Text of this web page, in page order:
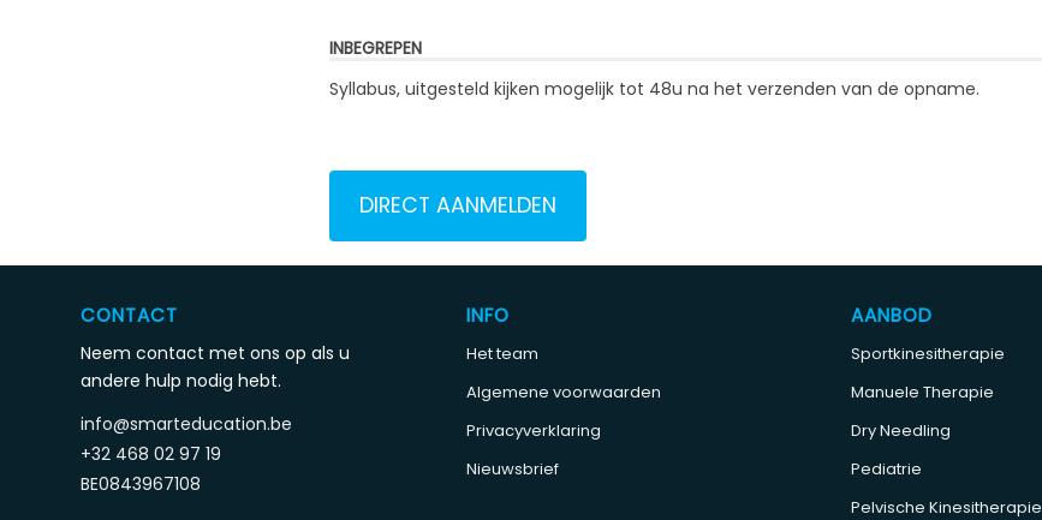
INBEGREPEN
Syllabus, uitgesteld kijken mogelijk tot 48u na het verzenden van de opname.
DIRECT AANMELDEN
CONTACT
Neem contact met ons op als u
andere hulp nodig hebt.
info@smarteducation.be
+32 468 02 97 19
BE0843967108
INFO
Het team
Algemene voorwaarden
Privacyverklaring
Nieuwsbrief
AANBOD
Sportkinesitherapie
Manuele Therapie
Dry Needling
Pediatrie
Pelvische Kinesitherapie